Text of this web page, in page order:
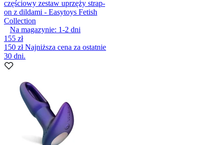
częściowy zestaw uprzęży strap-
on z dildami - Easytoys Fetish
Collection
Na magazynie: 1-2 dni
155 zł
150 złNajniższa cena za ostatnie
30 dni.